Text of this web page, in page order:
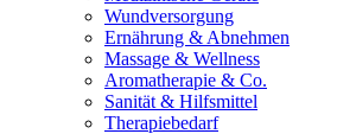
Wundversorgung
Ernährung & Abnehmen
Massage & Wellness
Aromatherapie & Co.
Sanität & Hilfsmittel
Therapiebedarf